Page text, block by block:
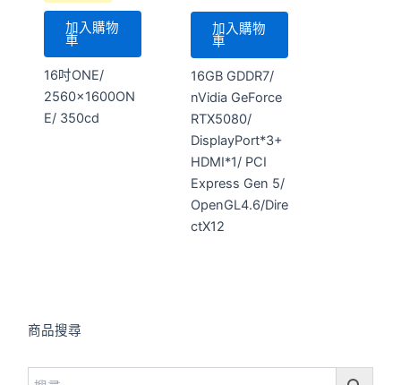
商品搜尋
加入購物
車
16吋ONE/
2560x1600ON
E/ 350cd
加入購物
車
16GB GDDR7/
nVidia GeForce
RTX5080/
DisplayPort*3+
HDMI*1/ PCI
Express Gen 5/
OpenGL4.6/Dire
ctX12